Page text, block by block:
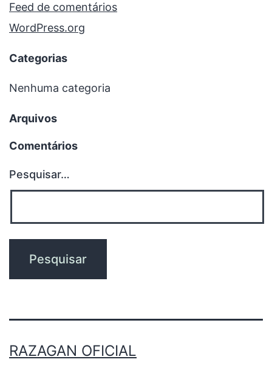
Feed de comentários
WordPress.org
Categorias
Nenhuma categoria
Arquivos
Comentários
Pesquisar…
RAZAGAN OFICIAL